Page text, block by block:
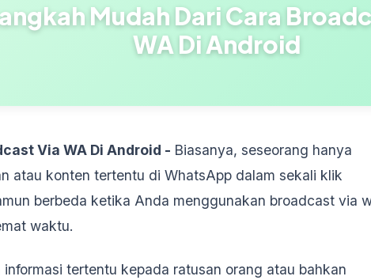
Mudah Dari Cara
WA Di Android
Via WA Di Android - Biasanya, seseorang hanya
atau konten tertentu di WhatsApp dalam sekali klik
berbeda ketika Anda menggunakan broadcast via
waktu.
tertentu kepada ratusan orang atau bahkan